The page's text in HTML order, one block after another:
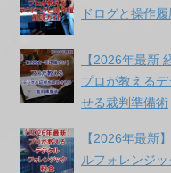
ドログと操作
【2026年最新
プロが教える
せる裁判準備術
【2026年最新
ルフォレンジ